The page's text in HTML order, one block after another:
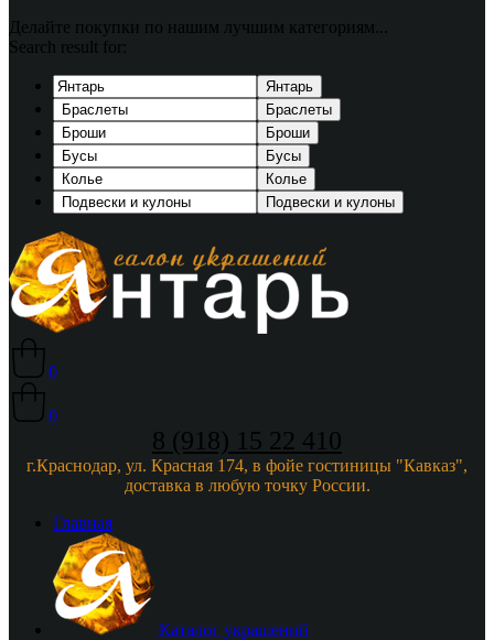
Делайте покупки по нашим лучшим категориям...
Search result for:
Янтарь
Браслеты
Броши
Бусы
Колье
Подвески и кулоны
0
0
8 (918) 15 22 410
г.Краснодар, ул. Красная 174, в фойе гостиницы "Кавказ",
доставка в любую точку России.
Главная
Каталог украшений